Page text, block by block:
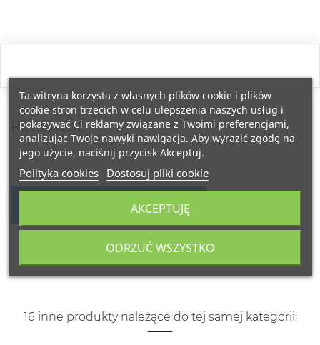
RECENZJE
NAPISZ SWOJĄ RECENZJĘ
16 inne produkty należące do tej samej kategorii:
Ta witryna korzysta z własnych plików cookie i plików
cookie stron trzecich w celu ulepszenia naszych usług i
pokazywać Ci reklamy związane z Twoimi preferencjami,
analizując Twoje nawyki nawigacja. Aby wyrazić zgodę na
jego użycie, naciśnij przycisk Akceptuj.
Polityka cookies Dostosuj pliki cookie
ODRZUĆ WSZYSTKO
AKCEPTUJĘ